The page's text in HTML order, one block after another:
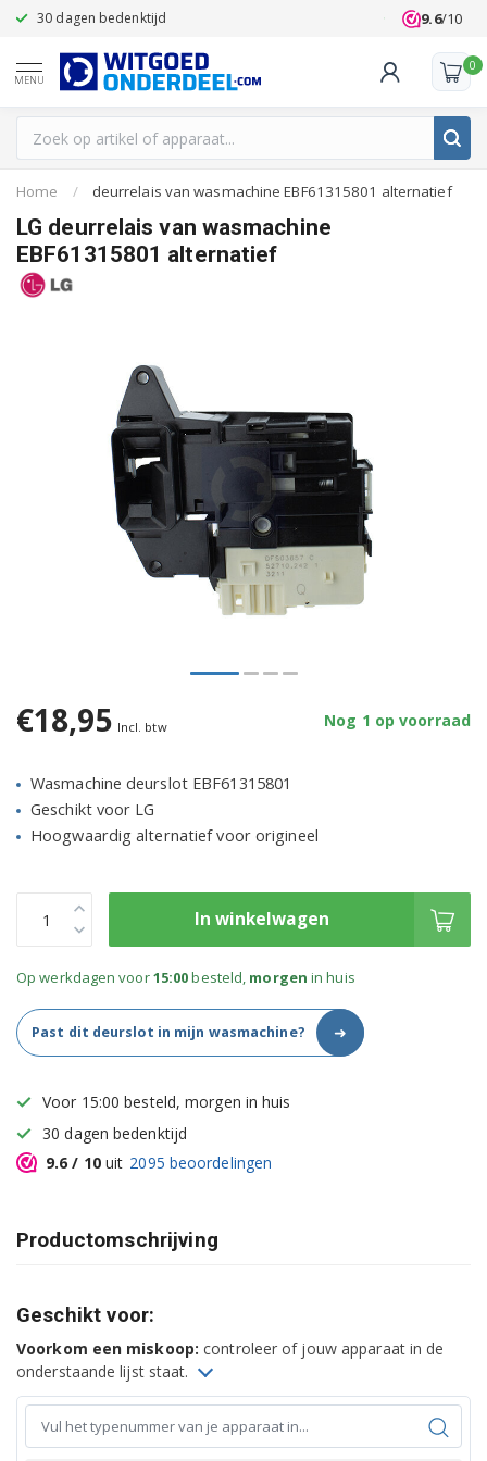
30 dagen bedenktijd Klanten
9.6/10
MENU
0
Home / deurrelais van wasmachine EBF61315801 alternatief
LG deurrelais van wasmachine
EBF61315801 alternatief
€18,95 Incl. btw Nog 1 op voorraad
Wasmachine deurslot EBF61315801
Geschikt voor LG
Hoogwaardig alternatief voor origineel
In winkelwagen
Op werkdagen voor15:00besteld, morgen in huis
Past dit deurslot in mijn wasmachine? ➜
Voor 15:00 besteld, morgen in huis
30 dagen bedenktijd
9.6 / 10uit 2095 beoordelingen
Productomschrijving
Geschikt voor:
Voorkom een miskoop: controleer of jouw apparaat in de
onderstaande lijst staat.